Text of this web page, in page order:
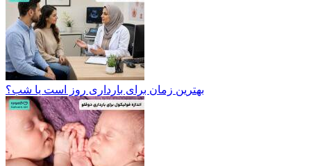
بهترین زمان برای بارداری روز است یا شب؟